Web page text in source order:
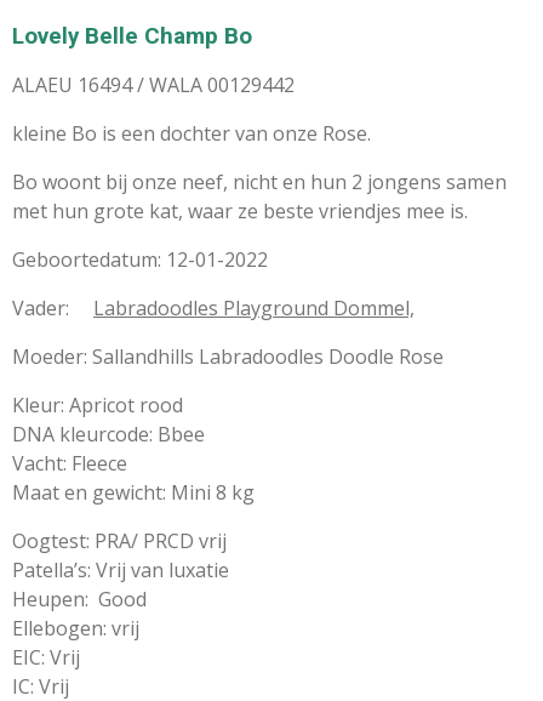
Lovely Belle Champ Bo
ALAEU 16494 / WALA 00129442
kleine Bo is een dochter van onze Rose.
Bo woont bij onze neef, nicht en hun 2 jongens samen
met hun grote kat, waar ze beste vriendjes mee is.
Geboortedatum: 12-01-2022
Vader: Labradoodles Playground Dommel,
Moeder: Sallandhills Labradoodles Doodle Rose
Kleur: Apricot rood
DNA kleurcode: Bbee
Vacht: Fleece
Maat en gewicht: Mini 8 kg
Oogtest: PRA/ PRCD vrij
Patella’s: Vrij van luxatie
Heupen: Good
Ellebogen: vrij
EIC: Vrij
IC: Vrij